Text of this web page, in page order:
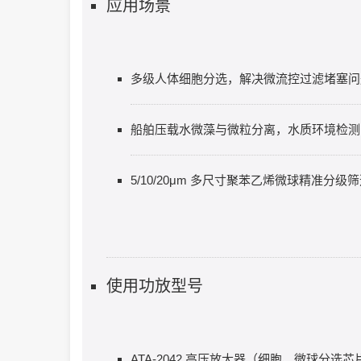
应用场景
多级人体细胞分选，解决微流控过滤堵塞问
船舶压载水微藻与微粒分离，水质环境检测
5/10/20μm 多尺寸聚苯乙烯微球精准分级筛
使用功放型号